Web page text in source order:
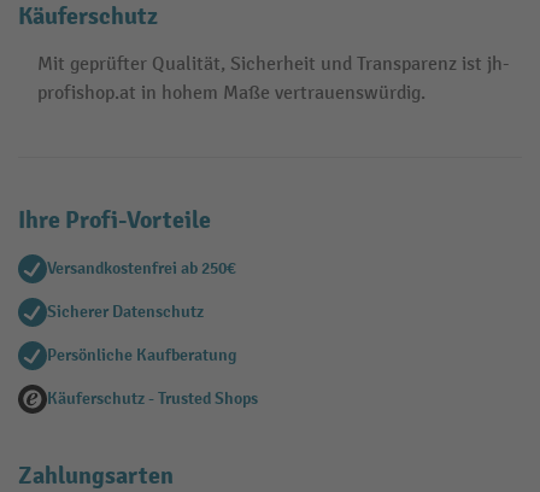
Käuferschutz
Mit geprüfter Qualität, Sicherheit und Transparenz ist jh-
profishop.at in hohem Maße vertrauenswürdig.
Ihre Profi-Vorteile
Versandkostenfrei ab 250€
Sicherer Datenschutz
Persönliche Kaufberatung
Käuferschutz - Trusted Shops
Zahlungsarten